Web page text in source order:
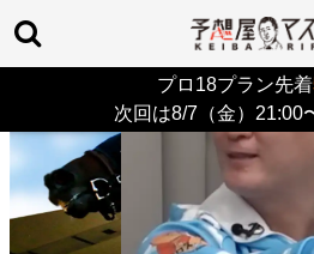
プロ18プラン先着
次回は8/7（金）21:00
> 26/8/9 (日)